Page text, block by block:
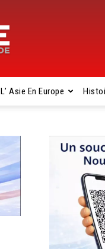
L’ Asie En Europe